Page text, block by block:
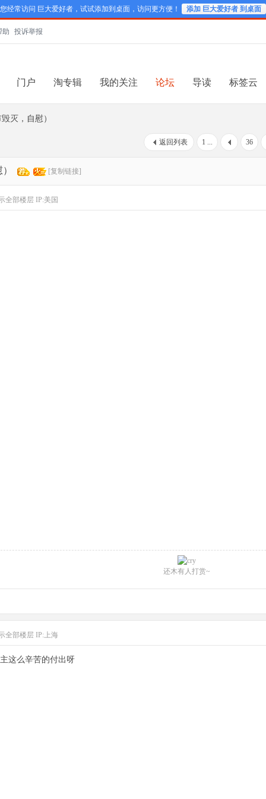
您经常访问 巨大爱好者，试试添加到桌面，访问更方便！ 添加 巨大爱好者 到桌面
助 投诉举报
门户 淘专辑 我的关注 论坛 导读 标签云
灭，自慰）
1 ... 36
返回列表
[复制链接]
全部楼层 IP:美国
还木有人打赏~
全部楼层 IP:上海
这么辛苦的付出呀